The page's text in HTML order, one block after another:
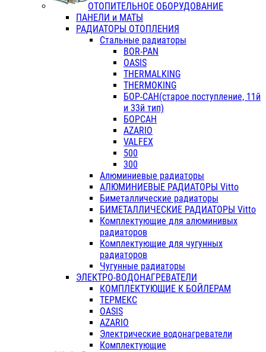
ОТОПИТЕЛЬНОЕ ОБОРУДОВАНИЕ
ПАНЕЛИ и МАТЫ
РАДИАТОРЫ ОТОПЛЕНИЯ
Стальные радиаторы
BOR-PAN
OASIS
THERMALKING
THERMOKING
БОР-САН(старое поступление, 11й
и 33й тип)
БОРСАН
AZARIO
VALFEX
500
300
Алюминиевые радиаторы
АЛЮМИНИЕВЫЕ РАДИАТОРЫ Vitto
Биметаллические радиаторы
БИМЕТАЛЛИЧЕСКИЕ РАДИАТОРЫ Vitto
Комплектующие для алюминивых
радиаторов
Комплектующие для чугунных
радиаторов
Чугунные радиаторы
ЭЛЕКТРО-ВОДОНАГРЕВАТЕЛИ
КОМПЛЕКТУЮЩИЕ К БОЙЛЕРАМ
ТЕРМЕКС
OASIS
AZARIO
Электрические водонагреватели
Комплектующие